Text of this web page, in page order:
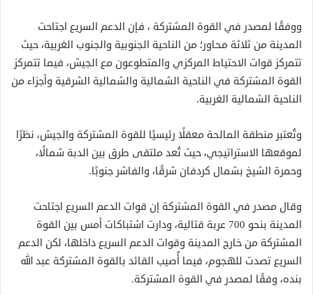
ووفقًا لمصدر في القوة المشتركة ، فإن الدعم السريع اجتاحت
المدينة من ثلاثة محاور؛ من الناحية الجنوبية والجنوب الغربية، حيث
تتمركز قوات الاحتياط المركزي والمتطوعون مع الجيش، فيما تتمركز
القوة المشتركة في الناحية الشمالية والشمالية الشرقية وأجزاء من
الناحية الشمالية الغربية.
وتُعتبر منطقة المالحة معقلًا رئيسيًا للقوة المشتركة والجيش، نظرًا
لموقعها الاستراتيجي، حيث تُعد ملتقى طرق بين الدبة شمالًا،
وحمرة الشيخ بشمال كردفان شرقًا، والفاشر جنوبًا.
وقال مصدر في القوة المشتركة إن قوات الدعم السريع اجتاحت
المدينة بنحو 700 عربة قتالية، ودارت اشتباكات أمس بين القوة
المشتركة من خارج المدينة وقوات الدعم السريع داخلها، لكن الدعم
السريع تصدت للهجوم، فيما أُصيب القائد بالقوة المشتركة عبد الله
بنده، وفقًا لمصدر في القوة المشتركة.